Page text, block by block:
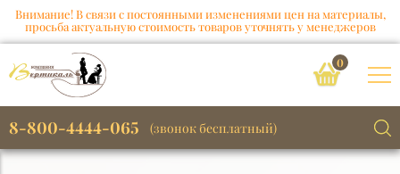
Внимание! В связи с постоянными изменениями цен на материалы,
просьба актуальную стоимость товаров уточнять у менеджеров
0
8-800-4444-065 (звонок бесплатный)